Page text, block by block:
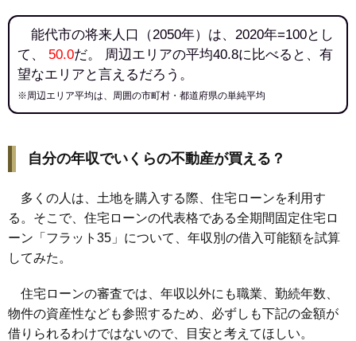
能代市の将来人口（2050年）は、2020年=100とし
て、 50.0だ。 周辺エリアの平均40.8に比べると、有
望なエリアと言えるだろう。
※周辺エリア平均は、周囲の市町村・都道府県の単純平均
自分の年収でいくらの不動産が買える？
多くの人は、土地を購入する際、住宅ローンを利用す
る。そこで、住宅ローンの代表格である全期間固定住宅ロ
ーン「フラット35」について、年収別の借入可能額を試算
してみた。
住宅ローンの審査では、年収以外にも職業、勤続年数、
物件の資産性なども参照するため、必ずしも下記の金額が
借りられるわけではないので、目安と考えてほしい。